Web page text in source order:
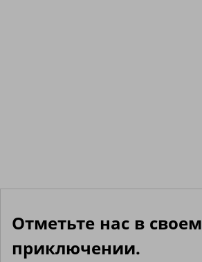
Отметьте нас в своем
приключении.